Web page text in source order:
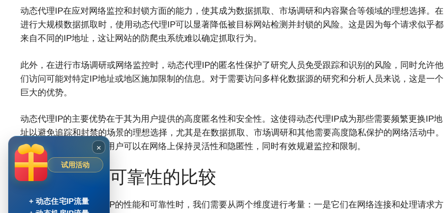
动态代理IP在应对网络监控和封锁方面的能力，使其成为数据抓取、市场调研和内容聚合等领域的理想选择。在
进行大规模数据抓取时，使用动态代理IP可以显著降低被目标网站检测并封锁的风险。这是因为每个请求似乎都
来自不同的IP地址，这让网站的防爬虫系统难以确定抓取行为。
此外，在进行市场调研或网络监控时，动态代理IP的匿名性保护了研究人员免受跟踪和识别的风险，同时允许他
们访问可能对特定IP地址或地区施加限制的信息。对于需要访问多样化数据源的研究和分析人员来说，这是一个
巨大的优势。
动态代理IP的主要优势在于其为用户提供的高度匿名性和安全性。这使得动态代理IP成为那些需要频繁更换IP地
址以避免追踪和封禁的场景的理想选择，尤其是在数据抓取、市场调研和其他需要高度隐私保护的网络活动中。
通过使用动态代理IP，用户可以在网络上保持灵活性和隐匿性，同时有效规避监控和限制。
三、性能和可靠性的比较
在探讨静态和动态代理IP的性能和可靠性时，我们需要从两个维度进行考量：一是它们在网络连接和处理请求方
×
试用活动
+ 动态住宅IP流量